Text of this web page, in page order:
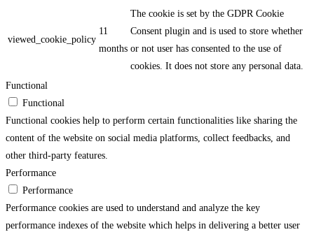
viewed_cookie_policy
11
months
The cookie is set by the GDPR Cookie
Consent plugin and is used to store whether
or not user has consented to the use of
cookies. It does not store any personal data.
Functional
Functional
Functional cookies help to perform certain functionalities like sharing the
content of the website on social media platforms, collect feedbacks, and
other third-party features.
Performance
Performance
Performance cookies are used to understand and analyze the key
performance indexes of the website which helps in delivering a better user